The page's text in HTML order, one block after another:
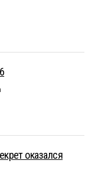
оказался